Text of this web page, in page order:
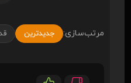
مرتب‌سازی: جدیدترین